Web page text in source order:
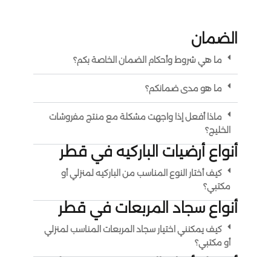
الضمان
ما هي شروط وأحكام الضمان الخاصة بكم؟
ما هو مدى ضمانكم؟
ماذا أفعل إذا واجهت مشكلة مع منتج مفروشات
الخليج؟
أنواع أرضيات الباركيه في قطر
كيف أختار النوع المناسب من الباركيه لمنزلي أو
مكتبي؟
أنواع سجاد المربعات في قطر
كيف يمكنني اختيار سجاد المربعات المناسب لمنزلي
أو مكتبي؟